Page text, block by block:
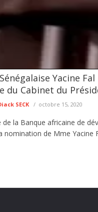
agresseur envoyé au
parquet d’un individu mis en
Yacine
du Cabinet du
SECK octobre 15, 2020
de la Banque africaine de
nomination de Mme Yacine